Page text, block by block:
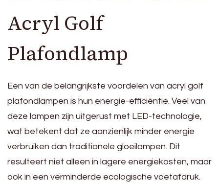
Acryl Golf
Plafondlamp
Een van de belangrijkste voordelen van acryl golf
plafondlampen is hun energie-efficiëntie. Veel van
deze lampen zijn uitgerust met LED-technologie,
wat betekent dat ze aanzienlijk minder energie
verbruiken dan traditionele gloeilampen. Dit
resulteert niet alleen in lagere energiekosten, maar
ook in een verminderde ecologische voetafdruk.